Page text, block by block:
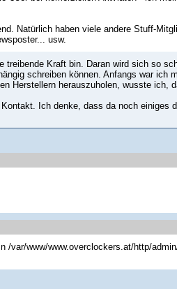
Natürlich haben viele andere Stuff-
usw.
Kraft bin. Daran wird sich so
schreiben können. Anfangs war ich
Herstellern herauszuholen, wusste ich,
Ich denke, dass da noch einiges
/var/www/www.overclockers.at/http/